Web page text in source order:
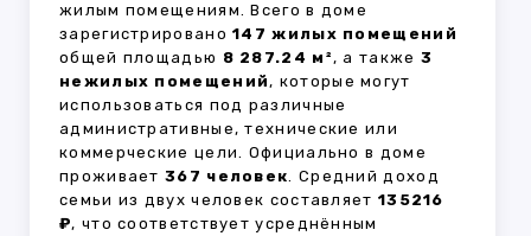
жилым помещениям. Всего в доме
зарегистрировано147 жилых помещений
общей площадью 8 287.24 м², а также 3
нежилых помещений, которые могут
использоваться под различные
административные, технические или
коммерческие цели. Официально в доме
проживает 367 человек. Средний доход
семьи из двух человек составляет 135216
₽, что соответствует усреднённым